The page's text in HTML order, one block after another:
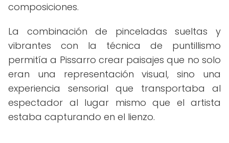
composiciones.
La combinación de pinceladas sueltas y
vibrantes con la técnica de puntillismo
permitía a Pissarro crear paisajes que no solo
eran una representación visual, sino una
experiencia sensorial que transportaba al
espectador al lugar mismo que el artista
estaba capturando en el lienzo.